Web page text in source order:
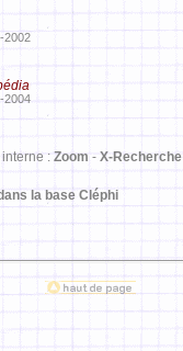
2002
2004
: Zoom - X-Recherche
la base Cléphi